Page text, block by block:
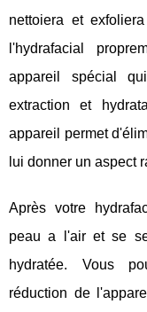
nettoiera et
l'hydrafacial
appareil spécial
extraction et
appareil permet
lui donner un aspect
Après votre
peau a l'air et se
hydratée. Vous
réduction de